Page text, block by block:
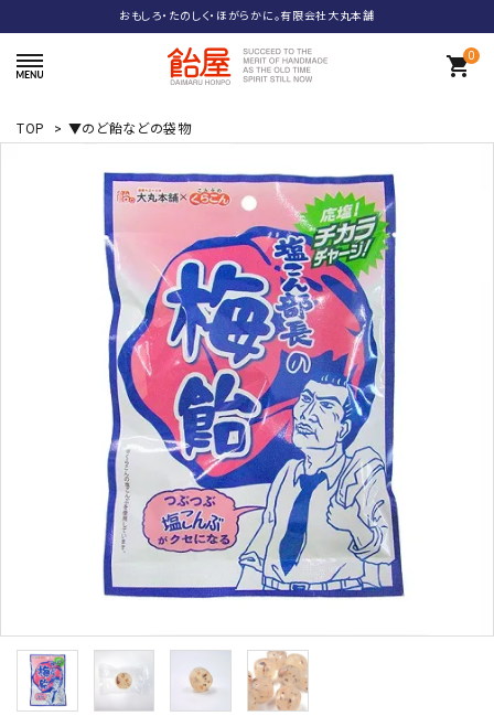
おもしろ・たのしく・ほがらかに。有限会社大丸本舗
0
shopping_cart
TOP > ▼のど飴などの袋物